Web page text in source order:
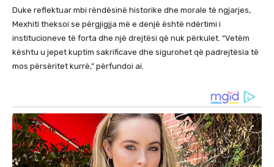
Duke reflektuar mbi rëndësinë historike dhe morale të ngjarjes,
Mexhiti theksoi se përgjigjja më e denjë është ndërtimi i
institucioneve të forta dhe një drejtësi që nuk përkulet. “Vetëm
kështu u jepet kuptim sakrificave dhe sigurohet që padrejtësia të
mos përsëritet kurrë,” përfundoi ai.